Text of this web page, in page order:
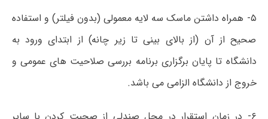
۵- همراه داشتن ماسک سه لایه معمولی (بدون فیلتر) و استفاده
صحیح از آن (از بالای بینی تا زیر چانه) از ابتدای ورود به
دانشگاه تا پایان برگزاری برنامه بررسی صلاحیت های عمومی و
خروج از دانشگاه الزامی می­ باشد.